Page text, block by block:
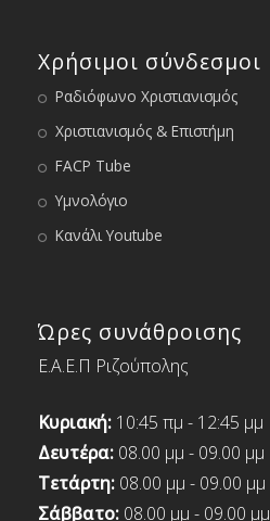
Χρήσιμοι σύνδεσμοι
Ραδιόφωνο Χριστιανισμός
Χριστιανισμός & Επιστήμη
FACP Tube
Υμνολόγιο
Κανάλι Youtube
Ώρες συνάθροισης
Ε.Α.Ε.Π Ριζούπολης
Κυριακή: 10:45 πμ - 12:45 μμ
Δευτέρα: 08.00 μμ - 09.00 μμ
Τετάρτη: 08.00 μμ - 09.00 μμ
Σάββατο: 08.00 μμ - 09.00 μμ